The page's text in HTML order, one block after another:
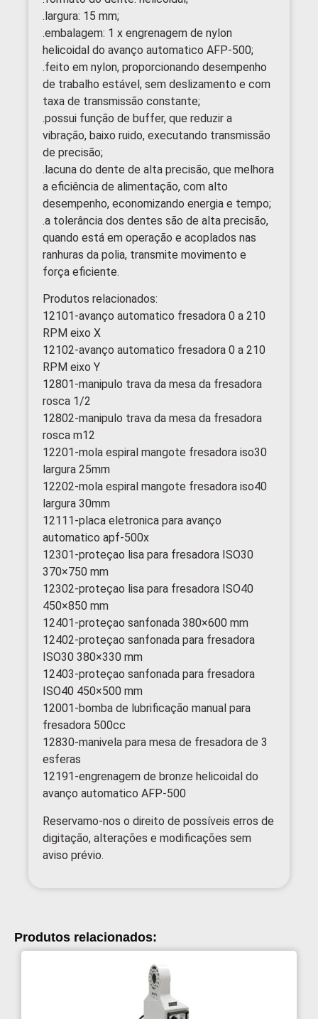
.largura: 15 mm;
.embalagem: 1 x engrenagem de nylon
helicoidal do avanço automatico AFP-500;
.feito em nylon, proporcionando desempenho
de trabalho estável, sem deslizamento e com
taxa de transmissão constante;
.possui função de buffer, que reduzir a
vibração, baixo ruido, executando transmissão
de precisão;
.lacuna do dente de alta precisão, que melhora
a eficiência de alimentação, com alto
desempenho, economizando energia e tempo;
.a tolerância dos dentes são de alta precisão,
quando está em operação e acoplados nas
ranhuras da polia, transmite movimento e
força eficiente.
Produtos relacionados:
12101-avanço automatico fresadora 0 a 210
RPM eixo X
12102-avanço automatico fresadora 0 a 210
RPM eixo Y
12801-manipulo trava da mesa da fresadora
rosca 1/2
12802-manipulo trava da mesa da fresadora
rosca m12
12201-mola espiral mangote fresadora iso30
largura 25mm
12202-mola espiral mangote fresadora iso40
largura 30mm
12111-placa eletronica para avanço
automatico apf-500x
12301-proteçao lisa para fresadora ISO30
370×750 mm
12302-proteçao lisa para fresadora ISO40
450×850 mm
12401-proteçao sanfonada 380×600 mm
12402-proteçao sanfonada para fresadora
ISO30 380×330 mm
12403-proteçao sanfonada para fresadora
ISO40 450×500 mm
12001-bomba de lubrificação manual para
fresadora 500cc
12830-manivela para mesa de fresadora de 3
esferas
12191-engrenagem de bronze helicoidal do
avanço automatico AFP-500
Reservamo-nos o direito de possíveis erros de
digitação, alterações e modificações sem
aviso prévio.
Produtos relacionados: